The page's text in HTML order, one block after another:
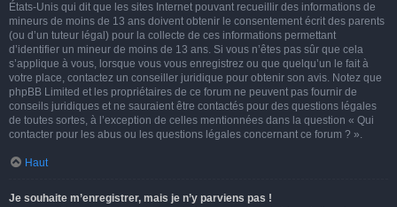
États-Unis qui dit que les sites Internet pouvant recueillir des informations de
mineurs de moins de 13 ans doivent obtenir le consentement écrit des parents
(ou d’un tuteur légal) pour la collecte de ces informations permettant
d’identifier un mineur de moins de 13 ans. Si vous n’êtes pas sûr que cela
s’applique à vous, lorsque vous vous enregistrez ou que quelqu’un le fait à
votre place, contactez un conseiller juridique pour obtenir son avis. Notez que
phpBB Limited et les propriétaires de ce forum ne peuvent pas fournir de
conseils juridiques et ne sauraient être contactés pour des questions légales
de toutes sortes, à l’exception de celles mentionnées dans la question « Qui
contacter pour les abus ou les questions légales concernant ce forum ? ».
Haut
Je souhaite m’enregistrer, mais je n’y parviens pas !